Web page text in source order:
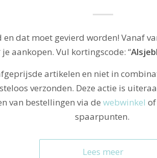
en dat moet gevierd worden! Vanaf
aankopen. Vul kortingscode: “
artikelen en niet in
verzonden. Deze actie is
van bestellingen via dewebwinkel
spaarpunten.
Lees meer